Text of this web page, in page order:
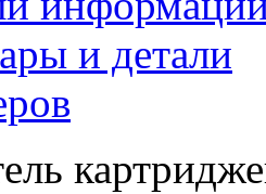
и детали